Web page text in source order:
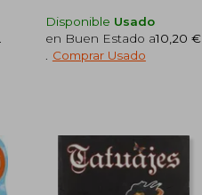
Disponible Usado
en Buen Estado a10,20 €
Comprar Usado